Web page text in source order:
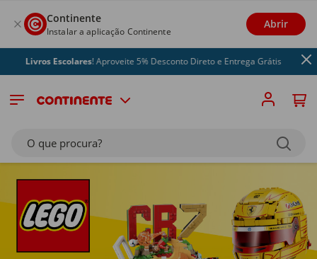
Continente
Instalar a aplicação Continente
Abrir
Escolares! Aproveite 5% Desconto Direto e Entrega Grátis
O que procura?